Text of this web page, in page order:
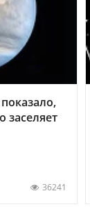
заселяет
36241